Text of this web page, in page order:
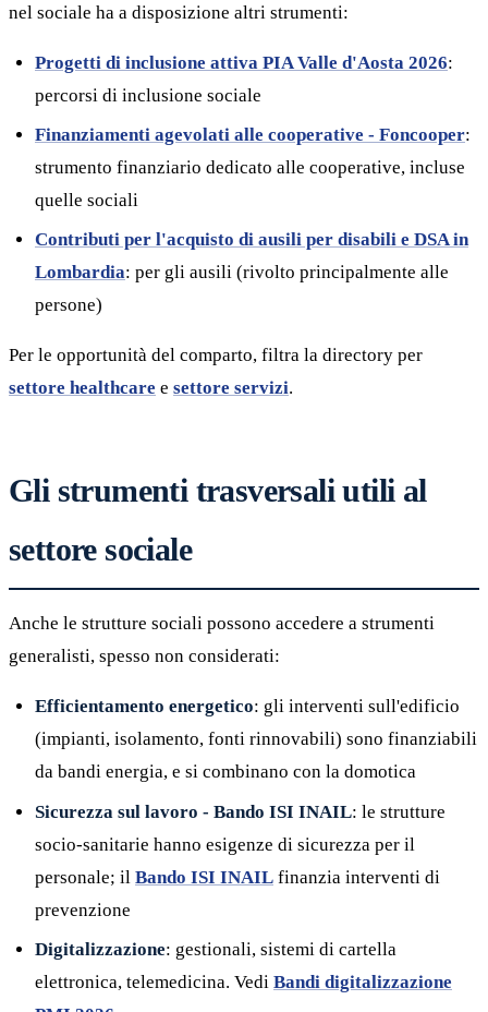
nel sociale ha a disposizione altri strumenti:
Progetti di inclusione attiva PIA Valle d'Aosta 2026:
percorsi di inclusione sociale
Finanziamenti agevolati alle cooperative - Foncooper:
strumento finanziario dedicato alle cooperative, incluse
quelle sociali
Contributi per l'acquisto di ausili per disabili e DSA in
Lombardia: per gli ausili (rivolto principalmente alle
persone)
Per le opportunità del comparto, filtra la directory per
settore healthcare e settore servizi.
Gli strumenti trasversali utili al
settore sociale
Anche le strutture sociali possono accedere a strumenti
generalisti, spesso non considerati:
Efficientamento energetico: gli interventi sull'edificio
(impianti, isolamento, fonti rinnovabili) sono finanziabili
da bandi energia, e si combinano con la domotica
Sicurezza sul lavoro - Bando ISI INAIL: le strutture
socio-sanitarie hanno esigenze di sicurezza per il
personale; il Bando ISI INAIL finanzia interventi di
prevenzione
Digitalizzazione: gestionali, sistemi di cartella
elettronica, telemedicina. Vedi Bandi digitalizzazione